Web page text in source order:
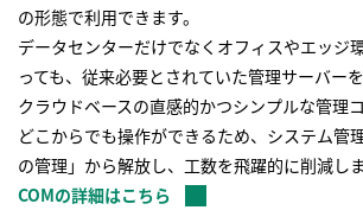
の形態で利用できます。
データセンターだけでなくオフィスやエッジ
っても、従来必要とされていた管理サーバー
クラウドベースの直感的かつシンプルな管理
どこからでも操作ができるため、システム管
の管理」から解放し、工数を飛躍的に削減しま
COMの詳細はこちら